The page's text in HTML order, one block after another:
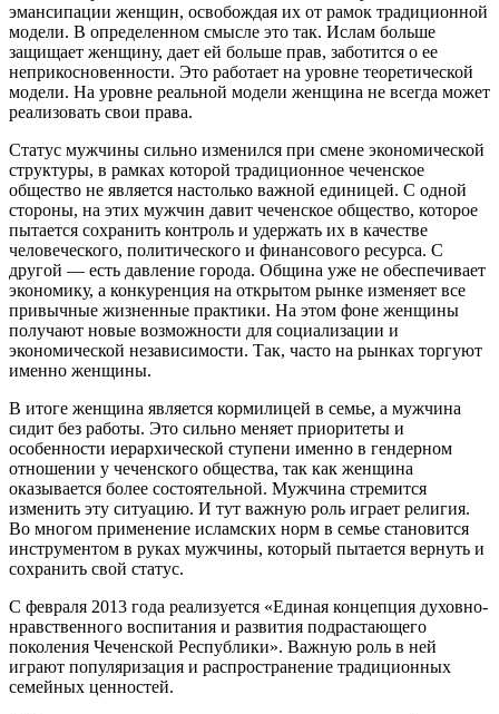
эмансипации женщин, освобождая их от рамок традиционной
модели. В определенном смысле это так. Ислам больше
защищает женщину, дает ей больше прав, заботится о ее
неприкосновенности. Это работает на уровне теоретической
модели. На уровне реальной модели женщина не всегда может
реализовать свои права.
Статус мужчины сильно изменился при смене экономической
структуры, в рамках которой традиционное чеченское
общество не является настолько важной единицей. С одной
стороны, на этих мужчин давит чеченское общество, которое
пытается сохранить контроль и удержать их в качестве
человеческого, политического и финансового ресурса. С
другой — есть давление города. Община уже не обеспечивает
экономику, а конкуренция на открытом рынке изменяет все
привычные жизненные практики. На этом фоне женщины
получают новые возможности для социализации и
экономической независимости. Так, часто на рынках торгуют
именно женщины.
В итоге женщина является кормилицей в семье, а мужчина
сидит без работы. Это сильно меняет приоритеты и
особенности иерархической ступени именно в гендерном
отношении у чеченского общества, так как женщина
оказывается более состоятельной. Мужчина стремится
изменить эту ситуацию. И тут важную роль играет религия.
Во многом применение исламских норм в семье становится
инструментом в руках мужчины, который пытается вернуть и
сохранить свой статус.
С февраля 2013 года реализуется «Единая концепция духовно-
нравственного воспитания и развития подрастающего
поколения Чеченской Республики». Важную роль в ней
играют популяризация и распространение традиционных
семейных ценностей.